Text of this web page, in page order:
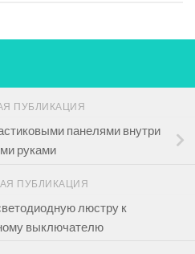
ПУБЛИКАЦИЯ
панелями внутри
руками
ПУБЛИКАЦИЯ
люстру к
выключателю